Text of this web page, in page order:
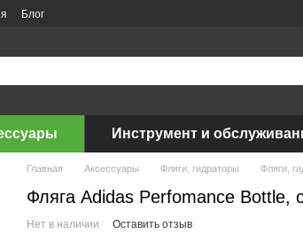
Блог
Инструмент и
Главная Аксессуары Фляги, гидраторы Фляги,
Фляга Adidas Perfomance Bottle,
Нет в наличии Оставить отзыв